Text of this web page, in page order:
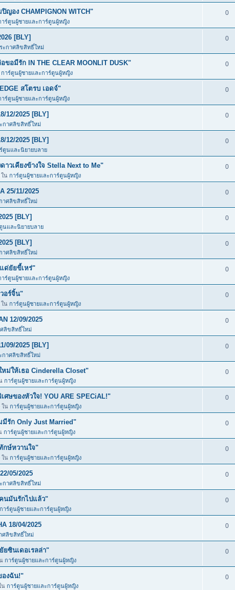
ญอง CHAMPIGNON WITCH"
าร์ตูนผู้ชายและการ์ตูนผู้หญิง
0
[BLY]
ะกาศลิขสิทธิ์ใหม่
0
ขอมีรัก IN THE CLEAR MOONLIT DUSK"
การ์ตูนผู้ชายและการ์ตูนผู้หญิง
0
สโตรบ เอดจ์"
าร์ตูนผู้ชายและการ์ตูนผู้หญิง
0
12/2025 [BLY]
กาศลิขสิทธิ์ใหม่
0
12/2025 [BLY]
ตูนและนิยายบลาย
0
าวเคียงข้างใจ Stella Next to Me"
ใน การ์ตูนผู้ชายและการ์ตูนผู้หญิง
0
25/11/2025
าศลิขสิทธิ์ใหม่
0
[BLY]
นและนิยายบลาย
0
[BLY]
าศลิขสิทธิ์ใหม่
0
ด่ยัยขี้เหร่"
าร์ตูนผู้ชายและการ์ตูนผู้หญิง
0
วอร์จิ้น"
ใน การ์ตูนผู้ชายและการ์ตูนผู้หญิง
0
12/09/2025
ลิขสิทธิ์ใหม่
0
09/2025 [BLY]
กาศลิขสิทธิ์ใหม่
0
หม่ให้เธอ Cinderella Closet"
การ์ตูนผู้ชายและการ์ตูนผู้หญิง
0
ศษของหัวใจ! YOU ARE SPECiAL!"
ใน การ์ตูนผู้ชายและการ์ตูนผู้หญิง
0
มีรัก Only Just Married"
การ์ตูนผู้ชายและการ์ตูนผู้หญิง
0
กษ์หวานใจ"
ใน การ์ตูนผู้ชายและการ์ตูนผู้หญิง
0
05/2025
กาศลิขสิทธิ์ใหม่
0
คนมันรักไปแล้ว"
การ์ตูนผู้ชายและการ์ตูนผู้หญิง
0
18/04/2025
ศลิขสิทธิ์ใหม่
0
ยซินเดอเรลล่า"
การ์ตูนผู้ชายและการ์ตูนผู้หญิง
0
องฉัน!"
น การ์ตูนผู้ชายและการ์ตูนผู้หญิง
0